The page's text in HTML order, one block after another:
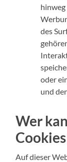
des
oder
und
Wer
Auf dieser